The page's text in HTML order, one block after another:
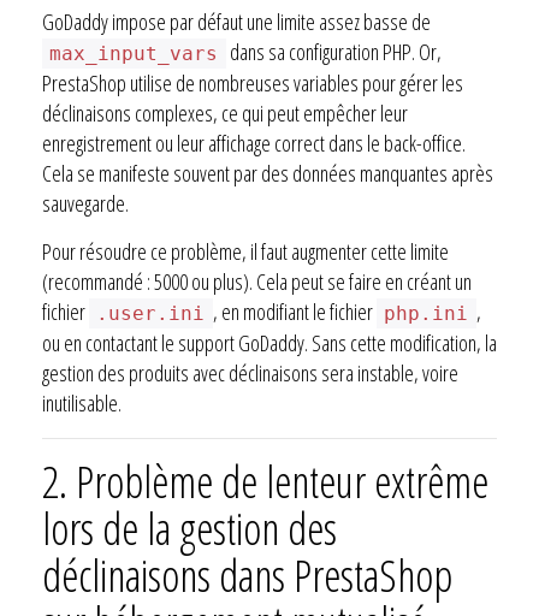
GoDaddy impose par défaut une limite assez basse de
max_input_vars
dans sa configuration PHP. Or,
PrestaShop utilise de nombreuses variables pour gérer les
déclinaisons complexes, ce qui peut empêcher leur
enregistrement ou leur affichage correct dans le back-office.
Cela se manifeste souvent par des données manquantes après
sauvegarde.
Pour résoudre ce problème, il faut augmenter cette limite
(recommandé : 5000 ou plus). Cela peut se faire en créant un
fichier
.user.ini , en modifiant le fichier php.ini
,
ou en contactant le support GoDaddy. Sans cette modification, la
gestion des produits avec déclinaisons sera instable, voire
inutilisable.
2. Problème de lenteur extrême
lors de la gestion des
déclinaisons dans PrestaShop